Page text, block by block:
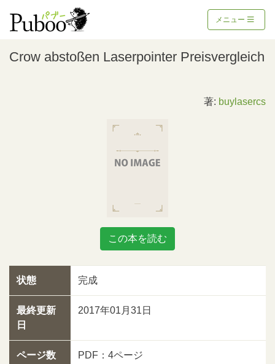
メニュー
Crow abstoßen Laserpointer Preisvergleich
著: buylasercs
この本を読む
状態 完成
最終更新
日
2017年01月31日
ページ数 PDF：4ページ